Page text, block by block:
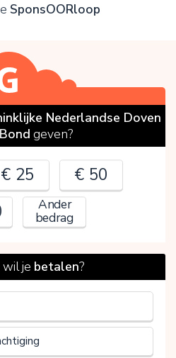
SponsOORloop
Nederlandse Doven
geven?
€ 25
€ 50
Ander
bedrag
je betalen?